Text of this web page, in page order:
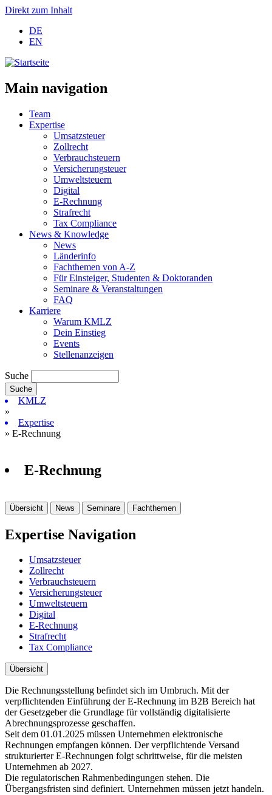
Direkt zum Inhalt
DE
EN
Main navigation
Team
Expertise
Umsatzsteuer
Zollrecht
Verbrauchsteuern
Versicherungsteuer
Umweltsteuern
Digital
E-Rechnung
Strafrecht
Tax Compliance
News & Knowledge
News
Länderinfo
Fachthemen von A-Z
Für Einsteiger, Studenten & Doktoranden
Seminare & Veranstaltungen
FAQ
Karriere
Warum KMLZ
Dein Einstieg
Events
Stellenanzeigen
Suche
KMLZ
»
Expertise
» E-Rechnung
E-Rechnung
Übersicht News Seminare Fachthemen
Expertise Navigation
Umsatzsteuer
Zollrecht
Verbrauchsteuern
Versicherungsteuer
Umweltsteuern
Digital
E-Rechnung
Strafrecht
Tax Compliance
Übersicht
Die Rechnungsstellung befindet sich im Umbruch. Mit der
verpflichtenden Einführung der E-Rechnung im B2B Bereich hat
der Gesetzgeber die Grundlage für vollständig digitalisierte
Abrechnungsprozesse geschaffen.
Seit dem 01.01.2025 müssen Unternehmen elektronische
Rechnungen empfangen können. Der verpflichtende Versand
strukturierter E-Rechnungen folgt schrittweise, für die meisten
Unternehmen ab 2027.
Die regulatorischen Rahmenbedingungen stehen. Die
Übergangsfristen sind definiert. Unternehmen müssen jetzt handeln.